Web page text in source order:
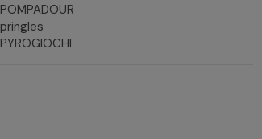
POMPADOUR
pringles
PYROGIOCHI